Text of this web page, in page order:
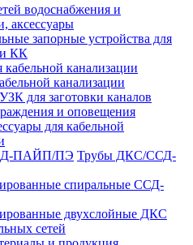
водоснабжения и
аксессуары
запорные устройства для
КК
канализации
для заготовки каналов
и оповещения
для кабельной
Трубы ДКС/ССД-
спиральные ССД-
двухслойные ДКС
сетей